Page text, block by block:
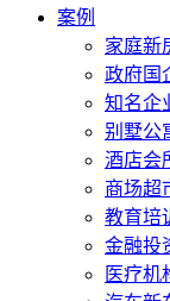
案例
家庭新
政府国
知名企
别墅公
酒店会
商场超
教育培训
金融投
医疗机